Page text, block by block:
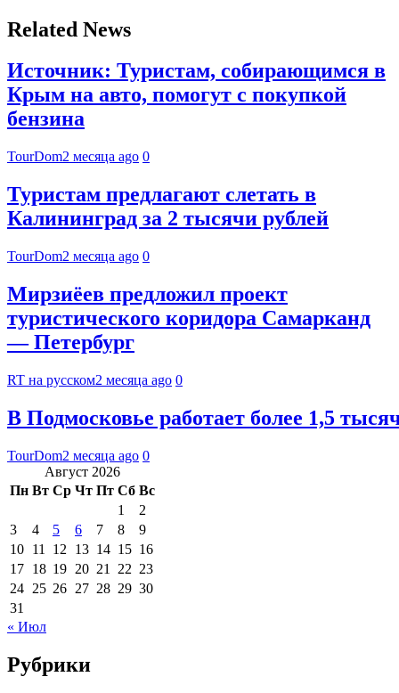
Related News
Источник: Туристам, собирающимся в
Крым на авто, помогут с покупкой
бензина
TourDom2 месяца ago 0
Туристам предлагают слетать в
Калининград за 2 тысячи рублей
TourDom2 месяца ago 0
Мирзиёев предложил проект
туристического коридора Самарканд
— Петербург
RT на русском2 месяца ago 0
В Подмосковье работает более 1,5
TourDom2 месяца ago 0
Август 2026
Пн Вт Ср Чт Пт Сб Вс
1
2
3
4 5 6 7 8
9
10 11 12 13 14 15 16
17 18 19 20 21 22 23
24 25 26 27 28 29 30
31
« Июл
Рубрики